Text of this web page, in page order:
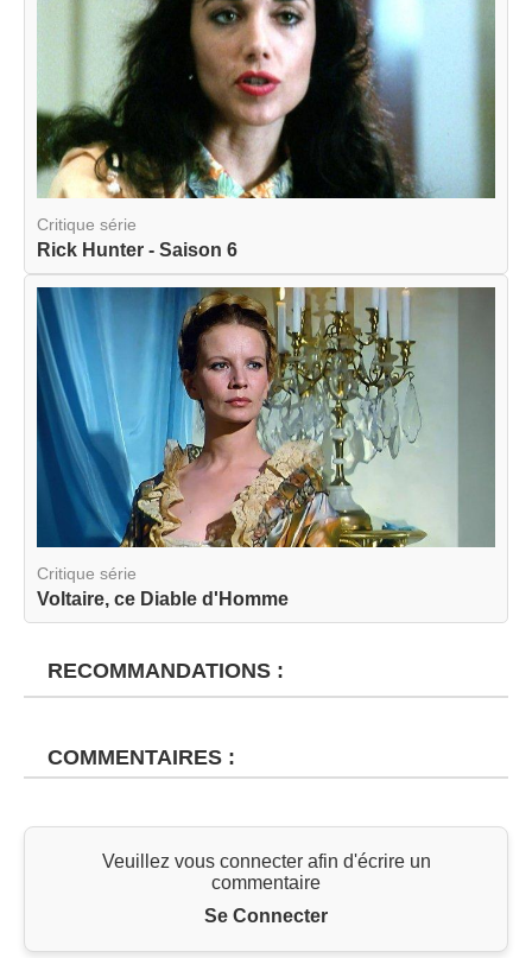
Critique série
Rick Hunter - Saison 6
Critique série
Voltaire, ce Diable d'Homme
RECOMMANDATIONS :
COMMENTAIRES :
Veuillez vous connecter afin d'écrire un
commentaire
Se Connecter